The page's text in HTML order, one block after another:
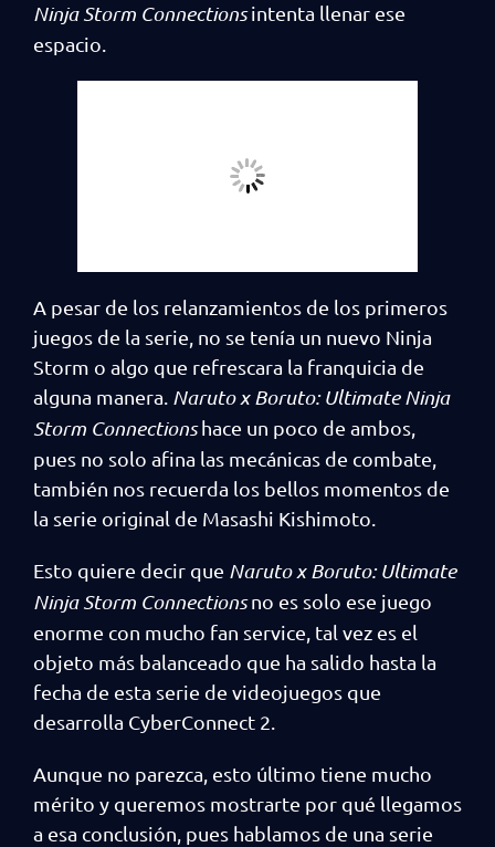
Ninja Storm Connectionsintenta llenar ese
espacio.
A pesar de los relanzamientos de los primeros
juegos de la serie, no se tenía un nuevo Ninja
Storm o algo que refrescara la franquicia de
alguna manera. Naruto x Boruto: Ultimate Ninja
Storm Connectionshace un poco de ambos,
pues no solo afina las mecánicas de combate,
también nos recuerda los bellos momentos de
la serie original de Masashi Kishimoto.
Esto quiere decir que Naruto x Boruto: Ultimate
Ninja Storm Connectionsno es solo ese juego
enorme con mucho fan service, tal vez es el
objeto más balanceado que ha salido hasta la
fecha de esta serie de videojuegos que
desarrolla CyberConnect 2.
Aunque no parezca, esto último tiene mucho
mérito y queremos mostrarte por qué llegamos
a esa conclusión, pues hablamos de una serie